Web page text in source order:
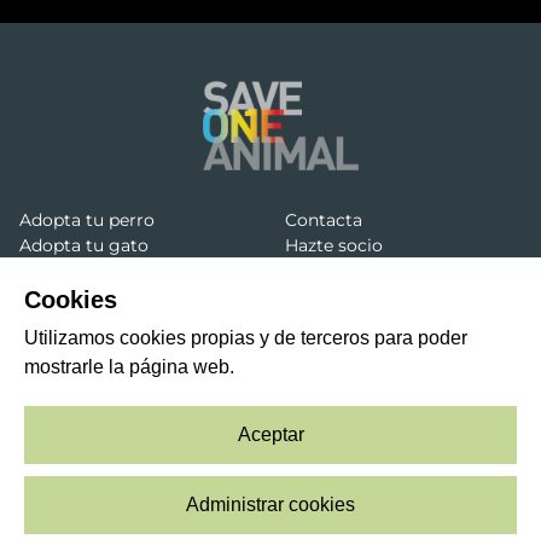
Adopta tu perro
Adopta tu gato
Hazte voluntario
Contacta
Hazte socio
Legal Privacidad Cookies
Powered by Nómadas
© 2026 Save One Animal. Todos los derechos reservados.
Cookies
Utilizamos cookies propias y de terceros para poder
mostrarle la página web.
Aceptar
Administrar cookies